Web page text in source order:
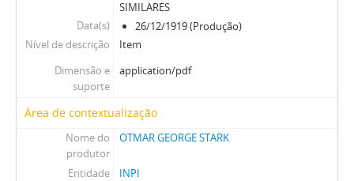
SIMILARES
Data(s)
26/12/1919 (Produção)
Nível de descrição
Item
Dimensão e
suporte
application/pdf
Área de contextualização
Nome do
produtor
OTMAR GEORGE STARK
Entidade
INPI